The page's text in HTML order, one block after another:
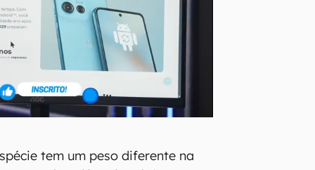
tem um peso diferente na